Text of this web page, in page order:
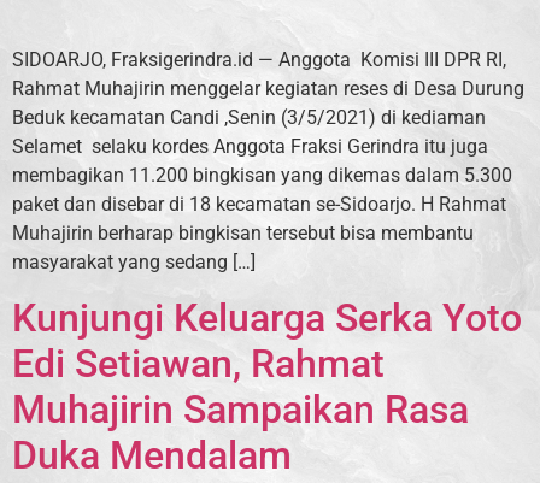
SIDOARJO, Fraksigerindra.id — Anggota Komisi III DPR RI,
Rahmat Muhajirin menggelar kegiatan reses di Desa Durung
Beduk kecamatan Candi ,Senin (3/5/2021) di kediaman
Selamet selaku kordes Anggota Fraksi Gerindra itu juga
membagikan 11.200 bingkisan yang dikemas dalam 5.300
paket dan disebar di 18 kecamatan se-Sidoarjo. H Rahmat
Muhajirin berharap bingkisan tersebut bisa membantu
masyarakat yang sedang […]
Kunjungi Keluarga Serka Yoto
Edi Setiawan, Rahmat
Muhajirin Sampaikan Rasa
Duka Mendalam